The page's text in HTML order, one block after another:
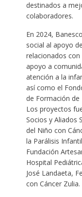
destinados a
colaboradores.
En 2024,
social al apoyo
relacionados con
apoyo a
atención a la
así como el
de Formación
Los proyectos
Socios y Aliados
del Niño con
la Parálisis
Fundación
Hospital
José Landaeta,
con Cáncer Zulia.